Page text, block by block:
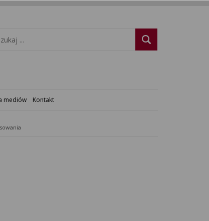
mediów Kontakt